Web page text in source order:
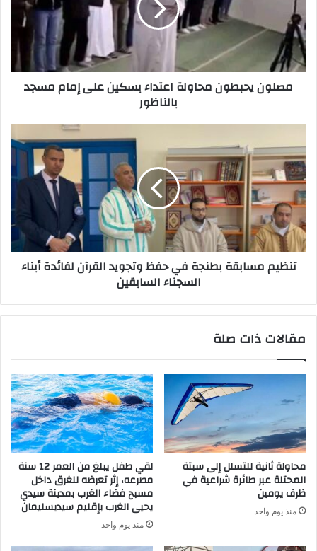
ل
ك
ت
ر
مصلون يحبطون محاولة اعتداء بسكين على إمام مسجد
بالناظور
تنظيم مسابقة بطنجة في حفظ وتجويد القرآن لفائدة أبناء
السجناء السابقين
مقالات ذات صلة
محاولة ثانية للتسلل إلى سبتة
المحتلة عبر طائرة شراعية في
ظرف يومين
منذ يوم واحد
لقي طفل يبلغ من العمر 12 سنة
مصرعه، إثر تعرضه للغرق داخل
مسبح فضاء الغرب بمدينة سيدي
يحيى الغرب بإقليم سيديسليمان
منذ يوم واحد